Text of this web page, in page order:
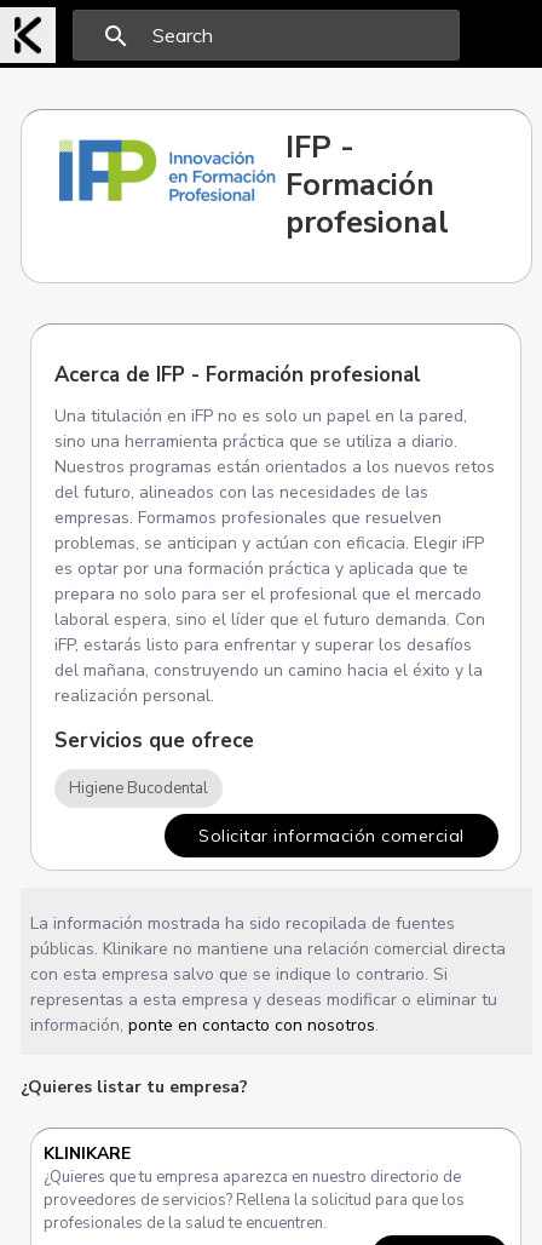
search
IFP -
Formación
profesional
Acerca de IFP - Formación profesional
Una titulación en iFP no es solo un papel en la pared,
sino una herramienta práctica que se utiliza a diario.
Nuestros programas están orientados a los nuevos retos
del futuro, alineados con las necesidades de las
empresas. Formamos profesionales que resuelven
problemas, se anticipan y actúan con eficacia. Elegir iFP
es optar por una formación práctica y aplicada que te
prepara no solo para ser el profesional que el mercado
laboral espera, sino el líder que el futuro demanda. Con
iFP, estarás listo para enfrentar y superar los desafíos
del mañana, construyendo un camino hacia el éxito y la
realización personal.
Servicios que ofrece
Higiene Bucodental
Solicitar información comercial
La información mostrada ha sido recopilada de fuentes
públicas. Klinikare no mantiene una relación comercial directa
con esta empresa salvo que se indique lo contrario. Si
representas a esta empresa y deseas modificar o eliminar tu
información,ponte en contacto con nosotros.
¿Quieres listar tu empresa?
KLINIKARE
¿Quieres que tu empresa aparezca en nuestro directorio de
proveedores de servicios? Rellena la solicitud para que los
profesionales de la salud te encuentren.